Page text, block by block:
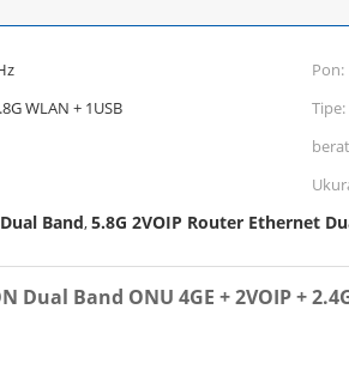
Pon:
WLAN + 1USB Tipe:
Band,5.8G 2VOIP Router Ethernet
Dual Band ONU 4GE + 2VOIP +